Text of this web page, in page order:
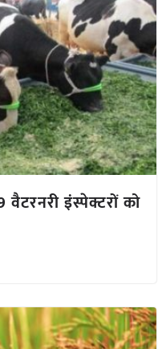
इंस्पेक्टरों को